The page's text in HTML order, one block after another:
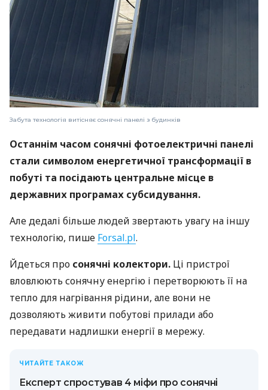
Забута технологія витісняє сонячні панелі з будинків
Останнім часом сонячні фотоелектричні панелі
стали символом енергетичної трансформації в
побуті та посідають центральне місце в
державних програмах субсидування.
Але дедалі більше людей звертають увагу на іншу
технологію, пише Forsal.pl.
Йдеться про сонячні колектори. Ці пристрої
вловлюють сонячну енергію і перетворюють її на
тепло для нагрівання рідини, але вони не
дозволяють живити побутові прилади або
передавати надлишки енергії в мережу.
ЧИТАЙТЕ ТАКОЖ
Експерт спростував 4 міфи про сонячні